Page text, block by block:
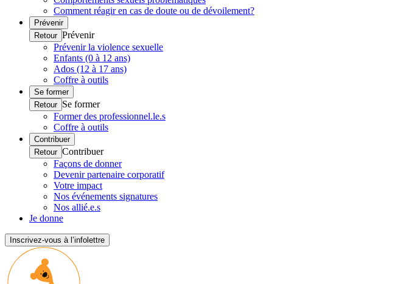
Comment réagir en cas de doute ou de dévoilement?
Prévenir
Retour Prévenir
Prévenir la violence sexuelle
Enfants (0 à 12 ans)
Ados (12 à 17 ans)
Coffre à outils
Se former
Retour Se former
Former des professionnel.le.s
Coffre à outils
Contribuer
Retour Contribuer
Façons de donner
Devenir partenaire corporatif
Votre impact
Nos événements signatures
Nos allié.e.s
Je donne
Inscrivez-vous à l’infolettre